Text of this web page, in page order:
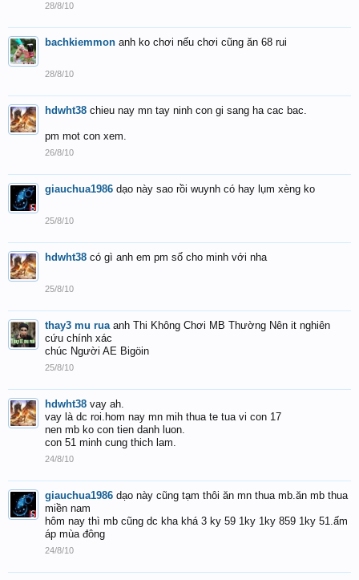
28/8/10
bachkiemmon anh ko chơi nếu chơi cũng ăn 68 rui
28/8/10
hdwht38 chieu nay mn tay ninh con gi sang ha cac bac.
pm mot con xem.
26/8/10
giauchua1986 dạo này sao rồi wuynh có hay lụm xèng ko
25/8/10
hdwht38 có gì anh em pm số cho minh với nha
25/8/10
thay3 mu rua anh Thi Không Chơi MB Thường Nên it nghiên
cứu chính xác
chúc Người AE Bigöin
25/8/10
hdwht38 vay ah.
vay là dc roi.hom nay mn mih thua te tua vi con 17
nen mb ko con tien danh luon.
con 51 minh cung thich lam.
24/8/10
giauchua1986 dạo này cũng tạm thôi ăn mn thua mb.ăn mb thua
miền nam
hôm nay thì mb cũng dc kha khá 3 ky 59 1ky 1ky 859 1ky 51.ấm
áp mùa đông
24/8/10